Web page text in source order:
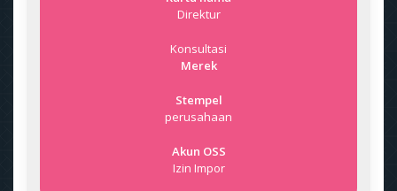
Direktur
Konsultasi
Merek
Stempel
perusahaan
Akun OSS
Izin Impor